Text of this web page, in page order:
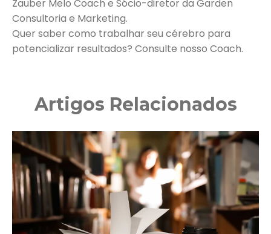
Zauber Melo Coach e Sócio-diretor da Garden
Consultoria e Marketing.
Quer saber como trabalhar seu cérebro para
potencializar resultados? Consulte nosso Coach.
Artigos Relacionados